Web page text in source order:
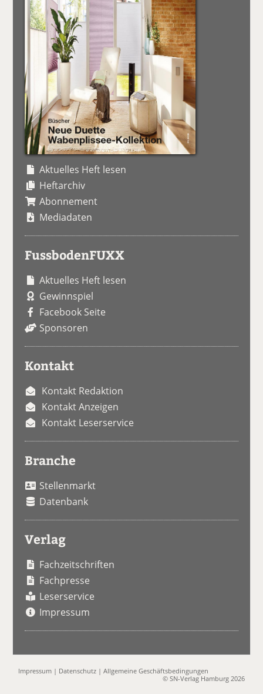
Aktuelles Heft lesen
Heftarchiv
Abonnement
Mediadaten
FussbodenFUXX
Aktuelles Heft lesen
Gewinnspiel
Facebook Seite
Sponsoren
Kontakt
Kontakt Redaktion
Kontakt Anzeigen
Kontakt Leserservice
Branche
Stellenmarkt
Datenbank
Verlag
Fachzeitschriften
Fachpresse
Leserservice
Impressum
Impressum | Datenschutz |Allgemeine Geschäftsbedingungen
© SN-Verlag Hamburg 2026